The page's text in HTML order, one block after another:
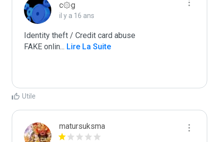
c۞g
il y a 16 ans
Identity theft / Credit card abuse
FAKE onlin... Lire La Suite
Utile
matursuksma